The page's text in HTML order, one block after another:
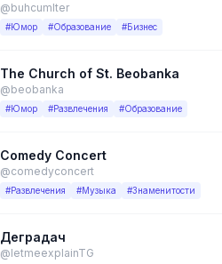
@buhcumlter
#Юмор #Образование #Бизнес
The Church of St. Beobanka
@beobanka
#Юмор #Развлечения #Образование
Comedy Concert
@comedyconcert
#Развлечения #Музыка #Знаменитости
Деградач
@letmeexplainTG